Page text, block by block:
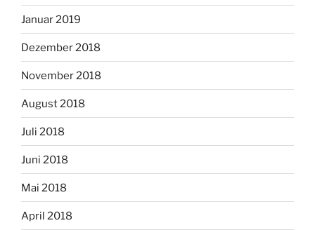
Januar 2019
Dezember 2018
November 2018
August 2018
Juli 2018
Juni 2018
Mai 2018
April 2018